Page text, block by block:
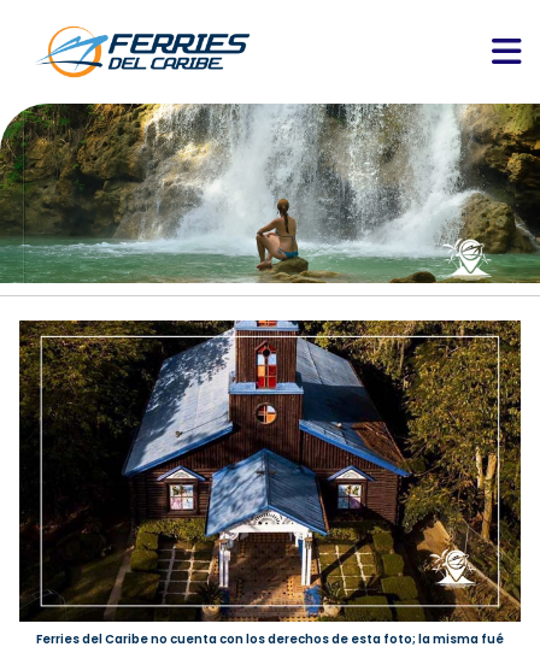
Ferries del Caribe no cuenta con los derechos de esta foto; la misma fué